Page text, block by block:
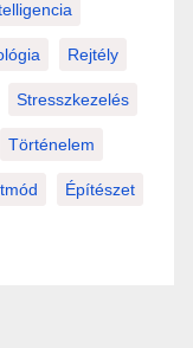
Rejtély
Stresszkezelés
Történelem
Építészet